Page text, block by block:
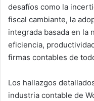
desafíos como la
fiscal cambiante, la
integrada basada en la
eficiencia,
firmas contables de
Los hallazgos
industria contable de